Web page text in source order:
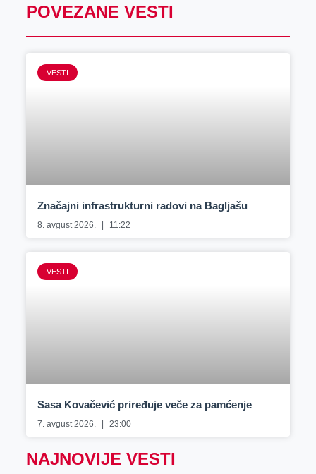
POVEZANE VESTI
VESTI
Značajni infrastrukturni radovi na Bagljašu
8. avgust 2026. 11:22
VESTI
Sasa Kovačević priređuje veče za pamćenje
7. avgust 2026. 23:00
NAJNOVIJE VESTI